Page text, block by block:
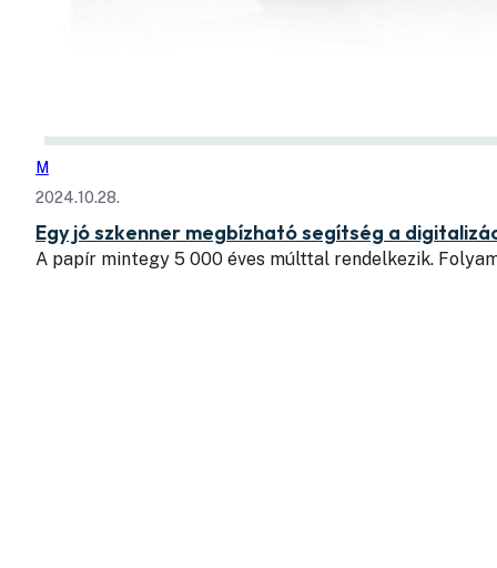
M
2024.10.28.
Egy jó szkenner megbízható segítség a
A papír mintegy 5 000 éves múlttal rendelkezik.